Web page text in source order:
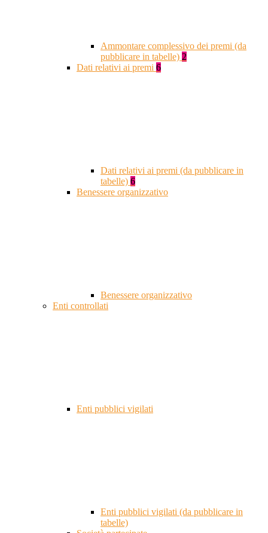
Ammontare complessivo dei premi (da
pubblicare in tabelle) 2
Dati relativi ai premi 6
Dati relativi ai premi (da pubblicare in
tabelle) 6
Benessere organizzativo
Benessere organizzativo
Enti controllati
Enti pubblici vigilati
Enti pubblici vigilati (da pubblicare in
tabelle)